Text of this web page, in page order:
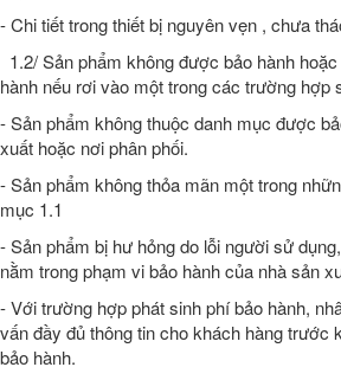
- Chi tiết trong thiết bị nguyên vẹn , chưa
1.2/ Sản phẩm không được bảo hành
hành nếu rơi vào một trong các trường hợp
- Sản phẩm không thuộc danh mục được
xuất hoặc nơi phân phối.
- Sản phẩm không thỏa mãn một trong
mục 1.1
- Sản phẩm bị hư hỏng do lỗi người sử
nằm trong phạm vi bảo hành của nhà sản
- Với trường hợp phát sinh phí bảo hành,
vấn đầy đủ thông tin cho khách hàng trước
bảo hành.